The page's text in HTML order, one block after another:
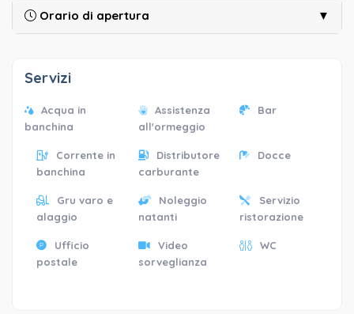
Orario di apertura ▼
Servizi
Acqua in
banchina
Assistenza
all'ormeggio
Bar
Corrente in
banchina
Distributore
carburante
Docce
Gru varo e
alaggio
Noleggio
natanti
Servizio
ristorazione
Ufficio
postale
Video
sorveglianza
WC